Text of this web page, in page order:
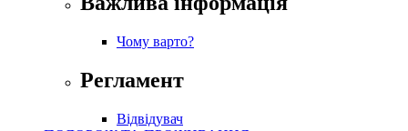
Чому варто?
Регламент
Відвідувач